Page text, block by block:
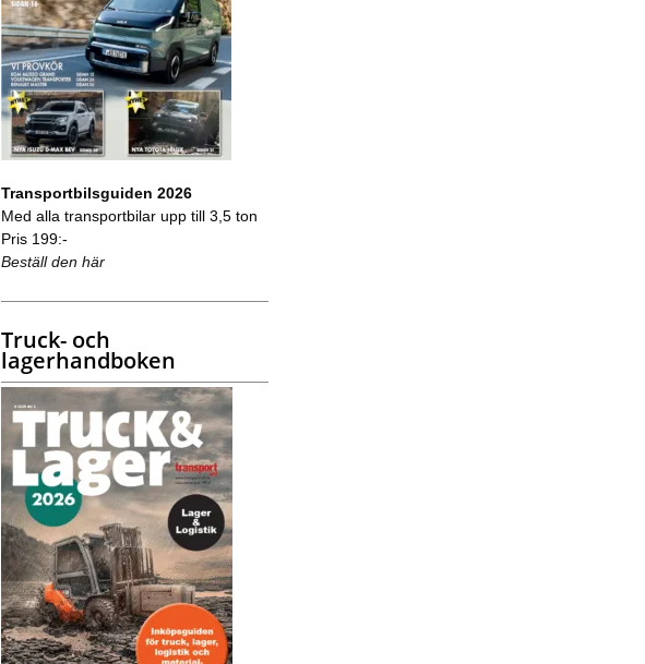
Transportbilsguiden 2026
Med alla transportbilar upp till 3,5 ton
Pris 199:-
Beställ den här
Truck- och
lagerhandboken